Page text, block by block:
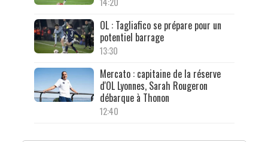
OL : Tagliafico se prépare pour un
potentiel barrage
13:30
Mercato : capitaine de la réserve
d'OL Lyonnes, Sarah Rougeron
débarque à Thonon
12:40